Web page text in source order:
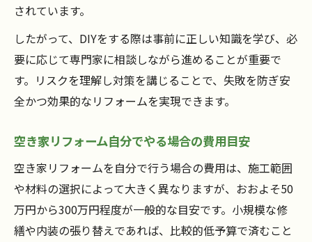
されています。
したがって、DIYをする際は事前に正しい知識を学び、必
要に応じて専門家に相談しながら進めることが重要で
す。リスクを理解し対策を講じることで、失敗を防ぎ安
全かつ効果的なリフォームを実現できます。
空き家リフォーム自分でやる場合の費用目安
空き家リフォームを自分で行う場合の費用は、施工範囲
や材料の選択によって大きく異なりますが、おおよそ50
万円から300万円程度が一般的な目安です。小規模な修
繕や内装の張り替えであれば、比較的低予算で済むこと